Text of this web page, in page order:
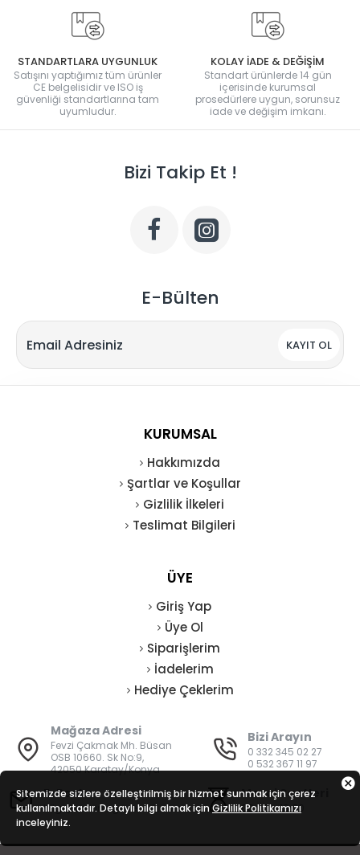
STANDARTLARA UYGUNLUK
Satışını yaptığımız tüm ürünler
CE belgelisidir ve ISO iş
güvenliği standartlarına tam
uyumludur.
KOLAY İADE & DEĞİŞİM
Standart ürünlerde 14 gün
içerisinde kurumsal
prosedürlere uygun, sorunsuz
iade ve değişim imkanı.
Bizi Takip Et !
E-Bülten
KAYIT OL
KURUMSAL
Hakkımızda
Şartlar ve Koşullar
Gizlilik İlkeleri
Teslimat Bilgileri
ÜYE
Giriş Yap
Üye Ol
Siparişlerim
İadelerim
Hediye Çeklerim
Mağaza Adresi
Fevzi Çakmak Mh. Büsan
OSB 10660. Sk No:9,
42050 Karatay/Konya
Bizi Arayın
0 332 345 02 27
0 532 367 11 97
E-Posta
bilgi@vatanisguvenligi.com
Mesai Saatleri
08:00 - 19:00
Sitemizde sizlere özelleştirilmiş bir hizmet sunmak için çerez
kullanılmaktadır. Detaylı bilgi almak için Gizlilik Politikamızı
inceleyiniz.